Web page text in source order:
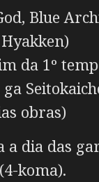
Blue
da 1º
obras)
dia das
koma).